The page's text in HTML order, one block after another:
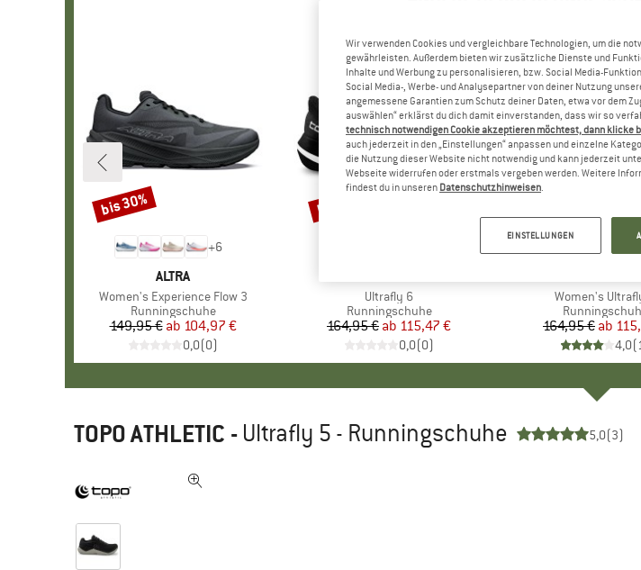
+6
MARKE
ALTRA
Artikel
Women's Experience Flow 3
Produktgruppe
Runningschuhe
Preis
149,95 € reduzierter Preis
ab 104,97 €
0,0(0)
Rabatt
bis 30%
Artikel
Ultrafly 6
Produktgruppe
Runningschuhe
Preis
164,95 € reduzierter Preis
ab 115,47 €
0,0(0)
Rabatt
bis 30%
Artikel
Women's
Preis
164,95 € ab
4,0(
TOPO ATHLETIC - Ultrafly 5 - Runningschuhe 5,0(3)
Wir verwenden Cookies und vergleichbare Technologien, um die
gewährleisten. Außerdem bieten wir zusätzliche Dienste und
Inhalte und Werbung zu personalisieren, bzw. Social Media-
Social Media-, Werbe- und Analysepartner von deiner Nutzung
angemessene Garantien zum Schutz deiner Daten, etwa vor dem
auswählen“ erklärst du dich damit einverstanden, dass wir so
technisch notwendigen Cookie akzeptieren möchtest, dann klicke
auch jederzeit in den „Einstellungen“ anpassen und einzelne
die Nutzung dieser Website nicht notwendig und kann jederzeit
Webseite widerrufen oder erstmals vergeben werden. Weitere
findest du in unseren Datenschutzhinweisen.
EINSTELLUNGEN